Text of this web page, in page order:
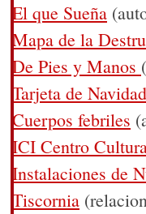
El que Sueña
Mapa de la
De Pies y Manos
Tarjeta de Navidad
Cuerpos febriles
ICI Centro
Instalaciones de
Tiscornia